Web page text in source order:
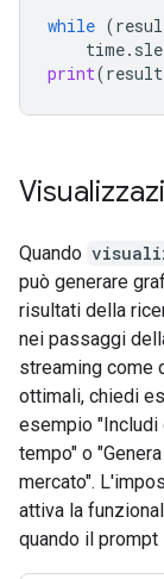
while (
time.
print(result
Quando
può generare
risultati della
nei passaggi
streaming come
ottimali, chiedi
esempio "Includi
tempo" o
mercato".
attiva la
quando il prompt